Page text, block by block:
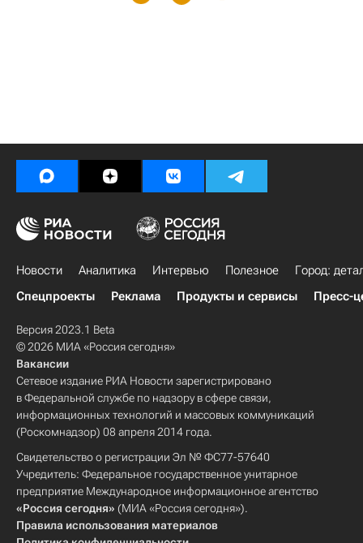
Новости Аналитика Интервью Полезное
Город:
Спецпроекты
Реклама Продукты и сервисы Пресс-
Версия 2023.1 Beta
© 2026 МИА «Россия сегодня»
Вакансии
Сетевое издание РИА Новости зарегистрировано
в Федеральной службе по надзору в сфере связи,
информационных технологий и массовых коммуникаций
(Роскомнадзор) 08 апреля 2014 года.
Свидетельство о регистрации Эл № ФС77-57640
Учредитель: Федеральное государственное унитарное
предприятие Международное информационное агентство
«Россия сегодня» (МИА «Россия сегодня»).
Правила использования материалов